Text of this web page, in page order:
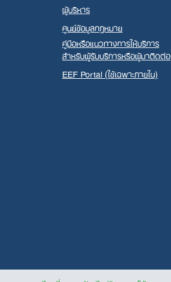
ผู้บริหาร
ศูนย์ข้อมูลกฎหมาย
คู่มือหรือแนวทางการให้บริการ
สำหรับผู้รับบริการหรือผู้มาติดต่อ
EEF Portal (ใช้เฉพาะภายใน)